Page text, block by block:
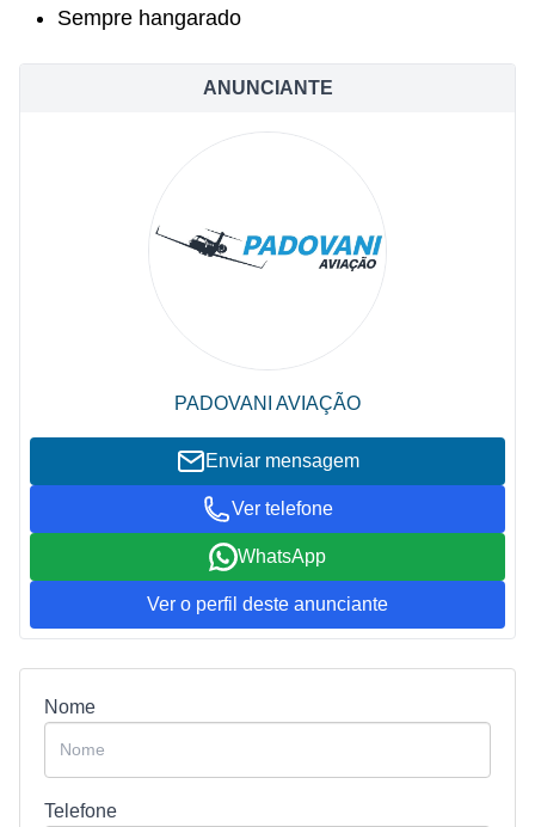
Sempre hangarado
ANUNCIANTE
PADOVANI AVIAÇÃO
Enviar mensagem
Ver telefone
WhatsApp
Ver o perfil deste anunciante
Nome
Telefone